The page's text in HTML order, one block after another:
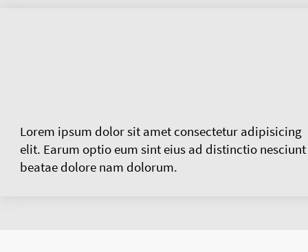
Lorem ipsum dolor sit amet consectetur adipisicing
elit. Earum optio eum sint eius ad distinctio nesciunt
beatae dolore nam dolorum.